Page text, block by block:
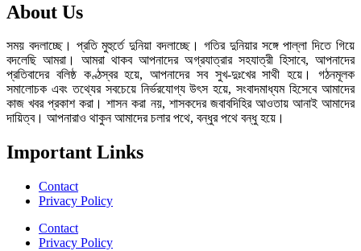
About Us
সময় বদলাচ্ছে। প্রতি মুহুর্তে দুনিয়া বদলাচ্ছে। গতির দুনিয়ার সঙ্গে পাল্লা দিতে গিয়ে
বদলেছি আমরা। আমরা থাকব আপনাদের অগ্রযাত্রার সহযাত্রী হিসাবে, আপনাদের
প্রতিবাদের বলিষ্ঠ কণ্ঠস্বর হয়ে, আপনাদের সব সুখ-দুঃখের সাথী হয়ে। গঠনমূলক
সমালোচক এবং তথ্যের সবচেয়ে নির্ভরযোগ্য উ‍ৎস হয়ে, সংবাদমাধ্যম হিসেবে আমাদের
কাজ খবর প্রকাশ করা। শাসন করা নয়, শাসকদের জবাবদিহির আওতায় আনাই আমাদের
দায়িত্ব। আপনারাও থাকুন আমাদের চলার পথে, বন্ধুর পথে বন্ধু হয়ে।
Important Links
Contact
Privacy Policy
Contact
Privacy Policy